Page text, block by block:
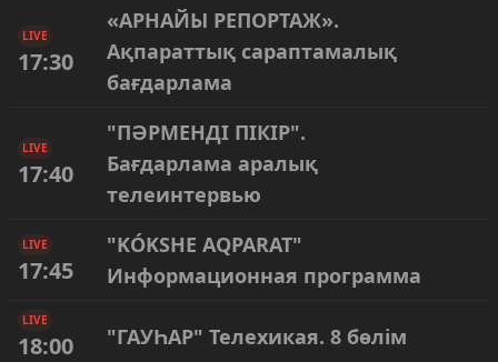
LIVE
17:30
«АРНАЙЫ РЕПОРТАЖ».
Ақпараттық сараптамалық
бағдарлама
LIVE
17:40
"ПӘРМЕНДІ ПІКІР".
Бағдарлама аралық
телеинтервью
LIVE
17:45
"KÓKSHE AQPARAT"
Информационная программа
LIVE
18:00 "ГАУҺАР" Телехикая. 8 бөлім